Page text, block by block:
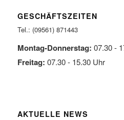
GESCHÄFTSZEITEN
Tel.: (09561) 871443
Montag-Donnerstag: 07.30 -
Freitag: 07.30 - 15.30 Uhr
AKTUELLE NEWS